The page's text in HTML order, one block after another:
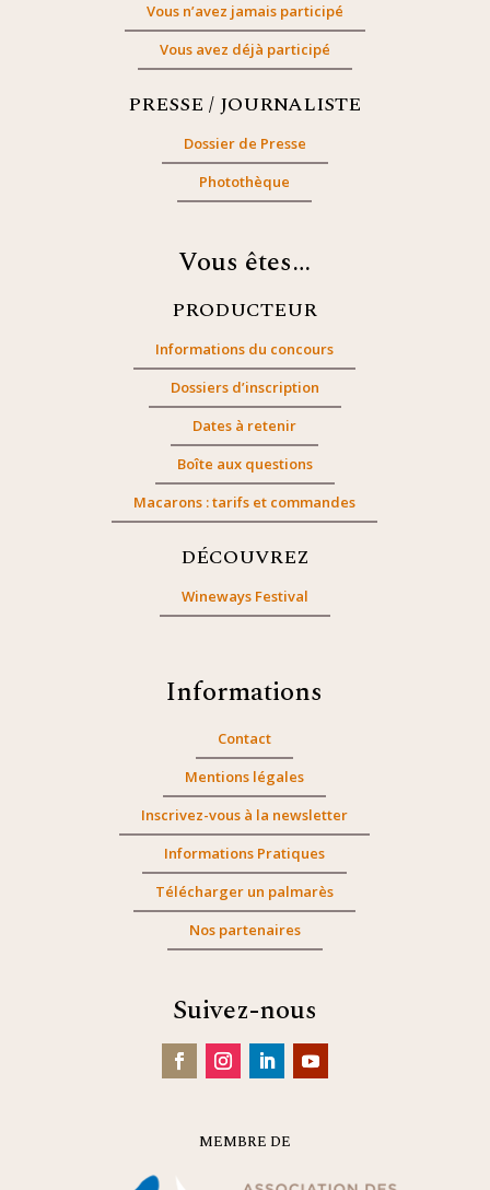
Vous n’avez jamais participé
Vous avez déjà participé
PRESSE / JOURNALISTE
Dossier de Presse
Photothèque
Vous êtes…
PRODUCTEUR
Informations du concours
Dossiers d’inscription
Dates à retenir
Boîte aux questions
Macarons : tarifs et commandes
DÉCOUVREZ
Wineways Festival
Informations
Contact
Mentions légales
Inscrivez-vous à la newsletter
Informations Pratiques
Télécharger un palmarès
Nos partenaires
Suivez-nous
MEMBRE DE